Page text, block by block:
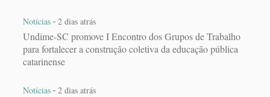
Notícias - 2 dias atrás
Undime-SC promove I Encontro dos Grupos de Trabalho
para fortalecer a construção coletiva da educação pública
catarinense
Notícias - 2 dias atrás